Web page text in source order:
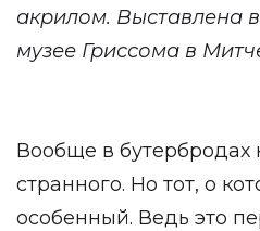
акрилом. Выставлена
музее Гриссома в
Вообще в бутербродах
странного. Но тот, о
особенный. Ведь это